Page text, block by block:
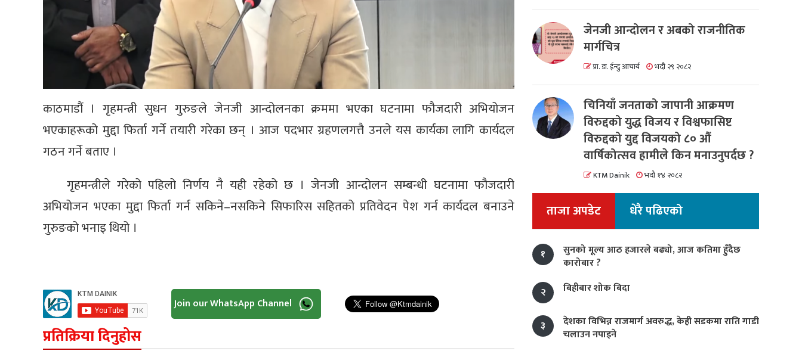
काठमाडौं । गृहमन्त्री सुधन गुरुङले जेनजी आन्दोलनका क्रममा भएका घटनामा फौजदारी अभियोजन
भएकाहरूको मुद्दा फिर्ता गर्ने तयारी गरेका छन् । आज पदभार ग्रहणलगत्तै उनले यस कार्यका लागि कार्यदल
गठन गर्ने बताए ।
गृहमन्त्रीले गरेको पहिलो निर्णय नै यही रहेको छ । जेनजी आन्दोलन सम्बन्धी घटनामा फौजदारी
अभियोजन भएका मुद्दा फिर्ता गर्न सकिने–नसकिने सिफारिस सहितको प्रतिवेदन पेश गर्न कार्यदल बनाउने
गुरुङको भनाइ थियो ।
Join our WhatsApp Channel
प्रतिक्रिया दिनुहोस
जेनजी आन्दोलन र अबको राजनीतिक
मार्गचित्र
प्रा. डा. ईन्दु आचार्य भदौ २९ २०८२
चिनियाँ जनताको जापानी आक्रमण
विरुद्दको युद्ध विजय र विश्वफासिष्ट
विरुद्दको युद्द विजयको ८० औं
वार्षिकोत्सव हामीले किन मनाउनुपर्दछ ?
KTM Dainik भदौ १४ २०८२
ताजा अपडेट धेरै पढिएको
१
सुनको मूल्य आठ हजारले बढ्यो, आज कतिमा हुँदैछ
कारोबार ?
२
बिहीबार शोक बिदा
३
देशका विभिन्न राजमार्ग अवरुद्ध, केही सडकमा राति गाडी
चलाउन नपाइने